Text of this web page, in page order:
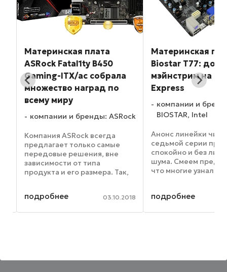
Материнская плата
ASRock Fatal1ty B450
Gaming-ITX/ac собрала
множество наград по
всему миру
компании и бренды: ASRock
Компания ASRock всегда
предлагает только самые
передовые решения, вне
зависимости от типа
продукта и его размера. Так,
предназначенная для
подробнее 03.10.2018
Материнская
Biostar T77:
мэйнстрим на
Express
компании и
BIOSTAR, Intel
Анонс линейки
седьмой серии
спокойно и без
шума. Смеем
что многие узнали
продуктов,
подробнее